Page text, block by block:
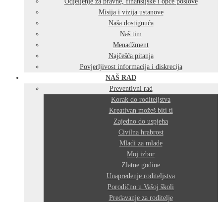
Misija i vizija ustanove
Naša dostignuća
Naš tim
Menadžment
Najčešća pitanja
Povjerljivost informacija i diskrecija
NAŠ RAD
Preventivni rad
Korak do roditeljstva
Kreativan možeš biti ti
Zajedno do uspjeha
Civilna hrabrost
Mladi za mlade
Moj izbor
Zlatne godine
Unapređenje roditeljstva
Porodično u Vašoj školi
Predavanje za roditelje